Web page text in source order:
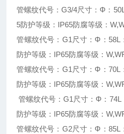
管螺纹代号：G3/4尺寸：Φ：
5防护等级：IP65防腐等级：
管螺纹代号：G1尺寸：Φ：
防护等级：IP65防腐等级：
管螺纹代号：G1尺寸：Φ：
防护等级：IP65防腐等级：
管螺纹代号：G1尺寸：Φ：
防护等级：IP65防腐等级：
管螺纹代号：G2尺寸：Φ：